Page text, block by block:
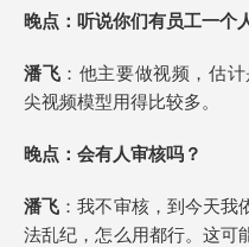
晚点 ：听说你们有员工一个
潘飞 ：他主要做视频，估
尖视频模型用得比较多。
晚点 ：会有人审核吗？
潘飞 ：我不审核，到今天
法乱纪，怎么用都行。这可